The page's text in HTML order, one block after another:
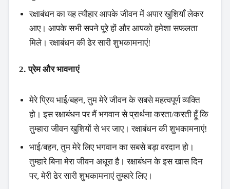
रक्षाबंधन का यह त्यौहार आपके जीवन में अपार खुशियाँ लेकर
आए। आपके सभी सपने पूरे हों और आपको हमेशा सफलता
मिले। रक्षाबंधन की ढेर सारी शुभकामनाएं!
2. प्रेम और भावनाएं
मेरे प्रिय भाई/बहन, तुम मेरे जीवन के सबसे महत्वपूर्ण व्यक्ति
हो। इस रक्षाबंधन पर मैं भगवान से प्रार्थना करता/करती हूँ कि
तुम्हारा जीवन खुशियों से भर जाए। रक्षाबंधन की शुभकामनाएं!
भाई/बहन, तुम मेरे लिए भगवान का सबसे बड़ा वरदान हो।
तुम्हारे बिना मेरा जीवन अधूरा है। रक्षाबंधन के इस खास दिन
पर, मेरी ढेर सारी शुभकामनाएं तुम्हारे लिए।